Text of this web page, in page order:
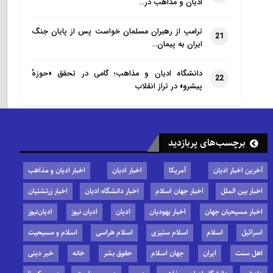
21
ترامپ از رهبران مسلمان خواست پس از پایان جنگ
ایران به پیمان…
22
دانشگاه ادیان و مذاهب؛ گامی در تحقق «حوزهٔ
پیشرو» در تراز انقلاب
برچسب‌های پربازدید
آخرین اخبار ادیان آمریکا اخبار ادیان
اخبار ادیان و مذاهب
اخبار بین الملل
اخبار جهان اسلام اخبار دانشگاه ادیان
اخبار زرتشتیان
اخبار مسیحیان جهان
اخبار یهودیان ادیان ادیان نیوز
ادیان‌نیوز
اسرائیل
اسلام اسلام ستیزی اسلام هراسی
اسلام و مسیحیت
اهل سنت
ایران جهان اسلام حقوق بشر خانه
خبر دینی